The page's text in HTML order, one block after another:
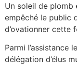
Un soleil de plomb
empêché le public
d’ovationner cette
Parmi l’assistance
délégation d’élus